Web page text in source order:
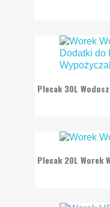
Plecak 30L
Plecak 20L Worek